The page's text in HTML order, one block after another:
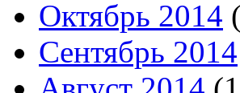
Октябрь 2014
Сентябрь 2014